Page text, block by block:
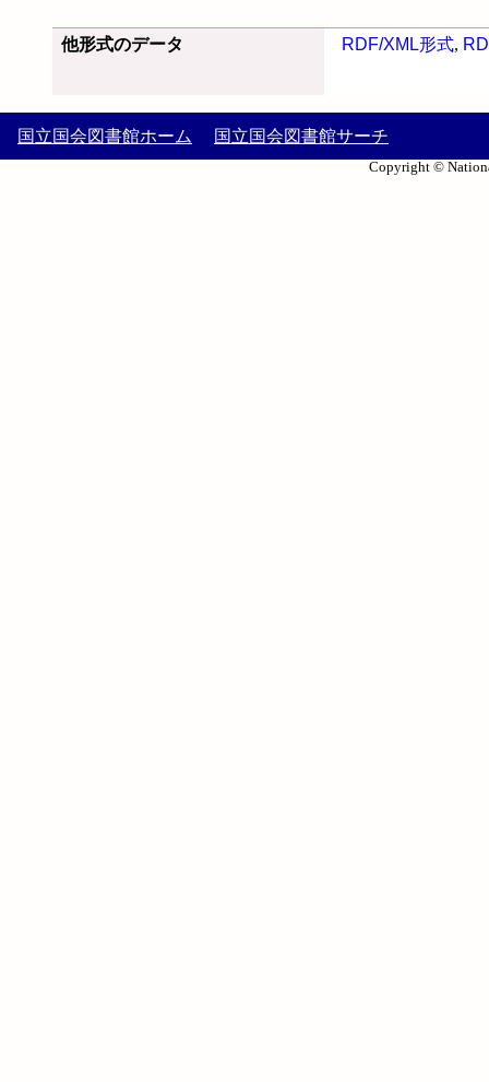
他形式のデータ RDF/XML形式,
国立国会図書館ホーム 国立国会図書館サーチ
Copyright ©